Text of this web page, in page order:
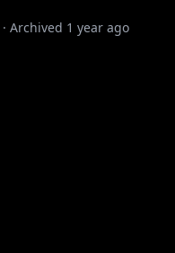
· Archived 1 year ago